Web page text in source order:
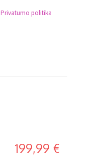
Privatumo politika
199,99 €